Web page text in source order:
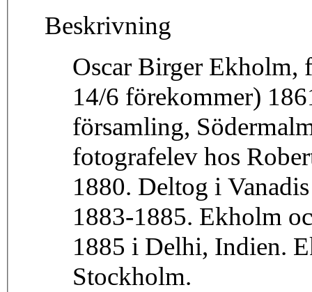
Beskrivning
Oscar Birger Ekholm,
14/6 förekommer)
församling,
fotografelev hos
1880. Deltog i
1883-1885. Ekholm
1885 i Delhi, Indien.
Stockholm.